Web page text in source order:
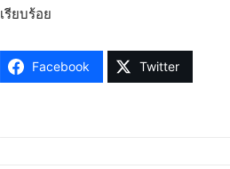
เรียบร้อย
Facebook Twitter